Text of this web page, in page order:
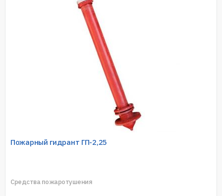
Пожарный гидрант ГП-2,25
Средства пожаротушения